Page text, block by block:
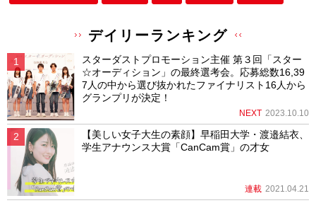
デイリーランキング
スターダストプロモーション主催 第３回「スター
☆オーディション」の最終選考会。応募総数16,39
7人の中から選び抜かれたファイナリスト16人から
グランプリが決定！
NEXT 2023.10.10
【美しい女子大生の素顔】早稲田大学・渡邉結衣、
学生アナウンス大賞「CanCam賞」の才女
連載 2021.04.21